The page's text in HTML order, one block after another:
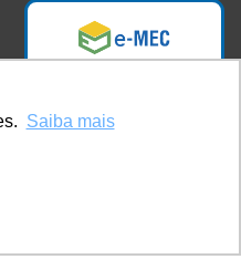
Saiba mais